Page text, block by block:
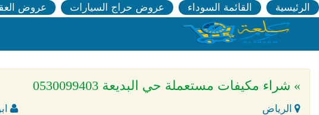
الرئيسية القائمة السوداء عروض حراج السيارات عروض
» شراء مكيفات مستعملة حي البديعة 0530099403
الرياض